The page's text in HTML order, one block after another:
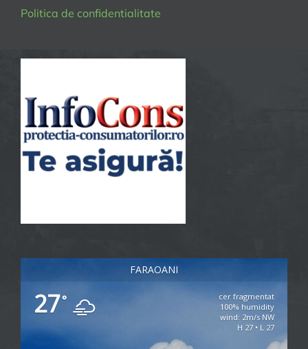
Politica de confidentialitate
FARAOANI
27°
cer fragmentat
100% humidity
wind: 2m/s NW
H 27 • L 27